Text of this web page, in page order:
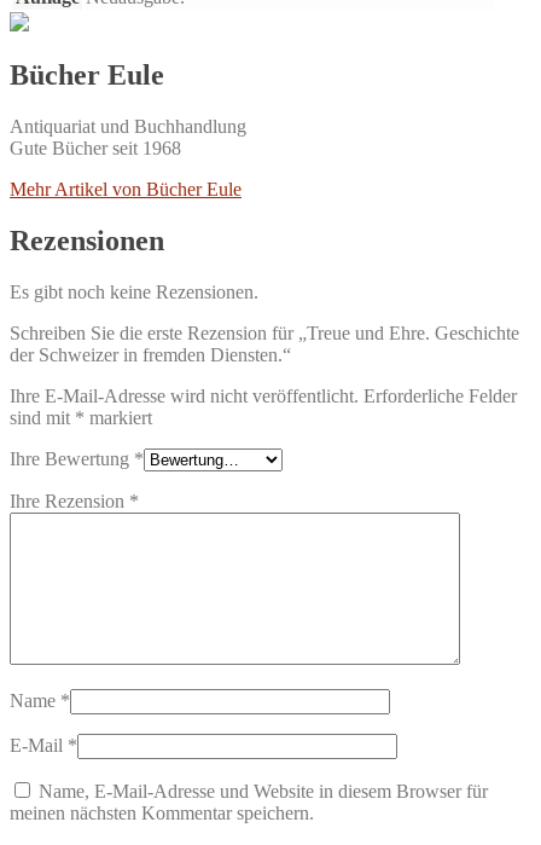
Bücher Eule
Antiquariat und Buchhandlung
Gute Bücher seit 1968
Mehr Artikel von Bücher Eule
Rezensionen
Es gibt noch keine Rezensionen.
Schreiben Sie die erste Rezension für „Treue und Ehre. Geschichte
der Schweizer in fremden Diensten.“
Ihre E-Mail-Adresse wird nicht veröffentlicht. Erforderliche Felder
sind mit * markiert
Ihre Bewertung *
Ihre Rezension *
Name *
E-Mail *
Name, E-Mail-Adresse und Website in diesem Browser für
meinen nächsten Kommentar speichern.